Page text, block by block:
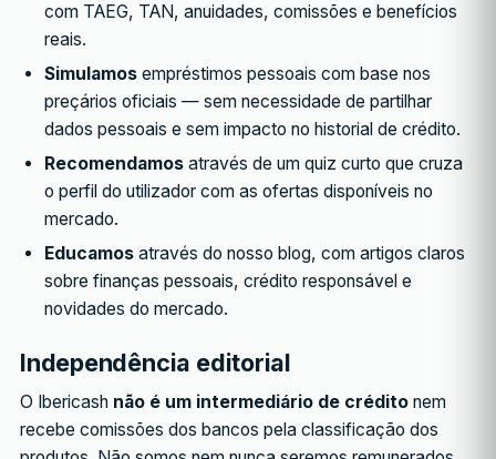
com TAEG, TAN, anuidades, comissões e benefícios
reais.
Simulamos empréstimos pessoais com base nos
preçários oficiais — sem necessidade de partilhar
dados pessoais e sem impacto no historial de crédito.
Recomendamos através de um quiz curto que cruza
o perfil do utilizador com as ofertas disponíveis no
mercado.
Educamos através do nosso blog, com artigos claros
sobre finanças pessoais, crédito responsável e
novidades do mercado.
Independência editorial
O Ibericash não é um intermediário de crédito nem
recebe comissões dos bancos pela classificação dos